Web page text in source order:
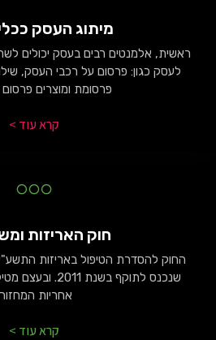
מיתוג העסק ככלי
ראשית, אלמנטים רבים בעסק יכולים
לעסק כגון: פרסום על רכבי העסק,
פרסומת ומוצרים
קרא עוד >
חוק האריזות
החוק להסדרת הטיפול באריזות
שנכנס לתוקף בשנת
אחריות
קרא עוד >